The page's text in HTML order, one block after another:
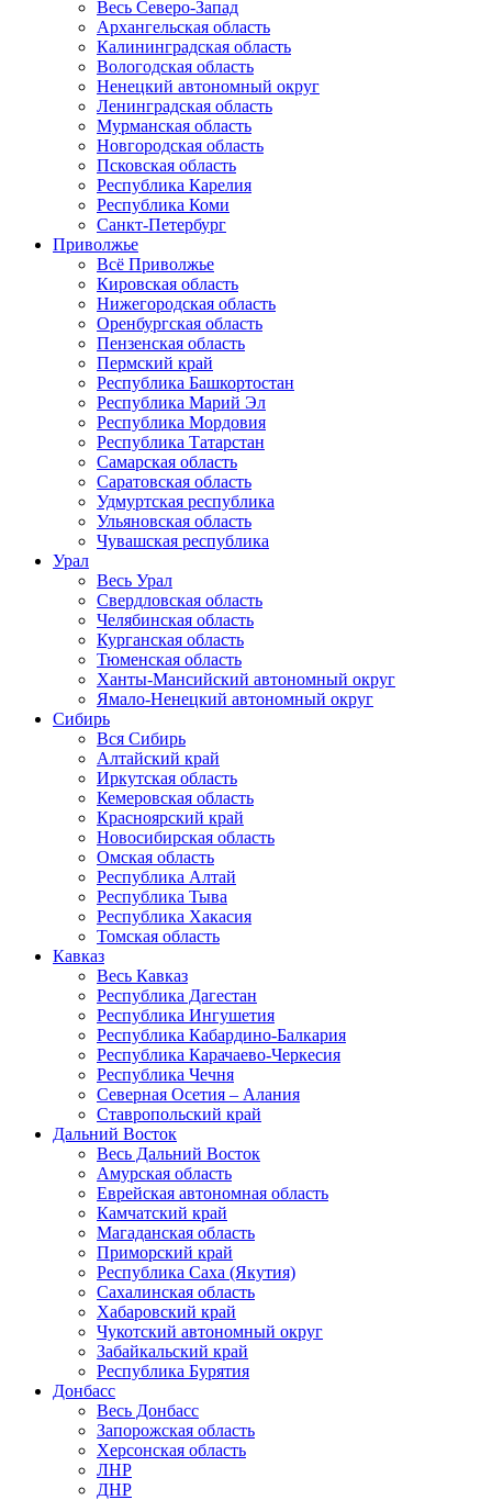
Весь Северо-Запад
Архангельская область
Калининградская область
Вологодская область
Ненецкий автономный округ
Ленинградская область
Мурманская область
Новгородская область
Псковская область
Республика Карелия
Республика Коми
Санкт-Петербург
Приволжье
Всё Приволжье
Кировская область
Нижегородская область
Оренбургская область
Пензенская область
Пермский край
Республика Башкортостан
Республика Марий Эл
Республика Мордовия
Республика Татарстан
Самарская область
Саратовская область
Удмуртская республика
Ульяновская область
Чувашская республика
Урал
Весь Урал
Свердловская область
Челябинская область
Курганская область
Тюменская область
Ханты-Мансийский автономный округ
Ямало-Ненецкий автономный округ
Сибирь
Вся Сибирь
Алтайский край
Иркутская область
Кемеровская область
Красноярский край
Новосибирская область
Омская область
Республика Алтай
Республика Тыва
Республика Хакасия
Томская область
Кавказ
Весь Кавказ
Республика Дагестан
Республика Ингушетия
Республика Кабардино-Балкария
Республика Карачаево-Черкесия
Республика Чечня
Северная Осетия – Алания
Ставропольский край
Дальний Восток
Весь Дальний Восток
Амурская область
Еврейская автономная область
Камчатский край
Магаданская область
Приморский край
Республика Саха (Якутия)
Сахалинская область
Хабаровский край
Чукотский автономный округ
Забайкальский край
Республика Бурятия
Донбасс
Весь Донбасс
Запорожская область
Херсонская область
ЛНР
ДНР